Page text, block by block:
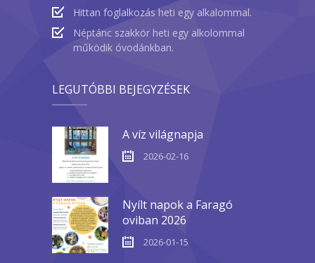
Hittan foglalkozás heti egy alkalommal.
Néptánc szakkör heti egy alkolommal
működik óvodánkban.
LEGUTÓBBI BEJEGYZÉSEK
A víz világnapja
2026-02-16
Nyílt napok a Faragó
oviban 2026
2026-01-15